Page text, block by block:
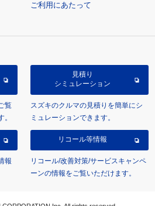
ご利用にあたって
覧
見積り
シミュレーション
スズキのクルマの見積りを簡単にシ
ミュレーションできます。
報
リコール等情報
リコール/改善対策/サービスキャンペ
ーンの情報をご覧いただけます。